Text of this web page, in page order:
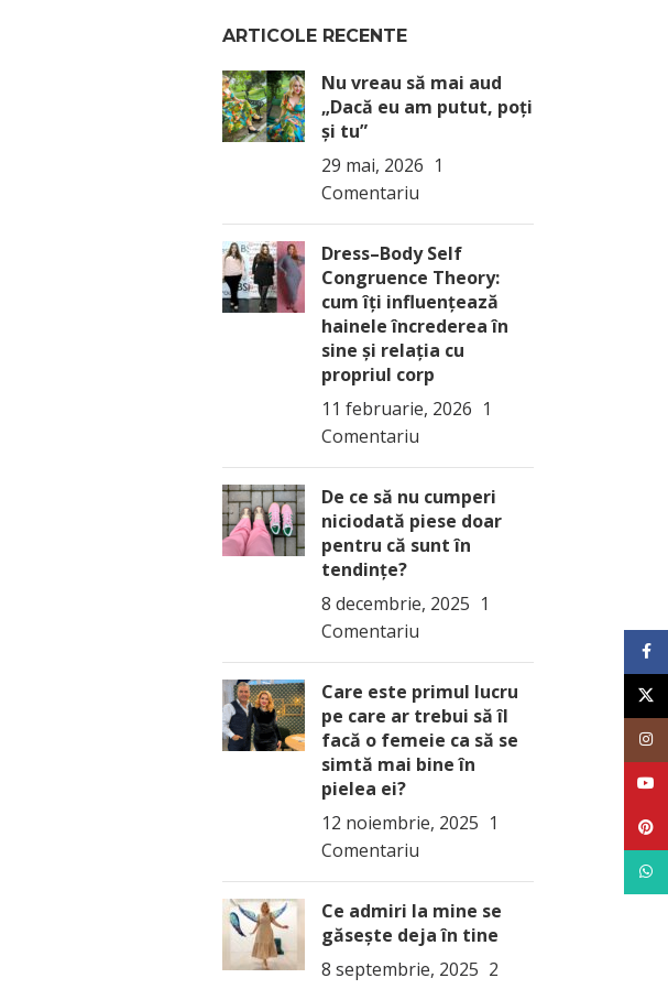
ARTICOLE RECENTE
Nu vreau să mai aud
„Dacă eu am putut, poți
și tu”
29 mai, 2026 1
Comentariu
Dress–Body Self
Congruence Theory:
cum îți influențează
hainele încrederea în
sine și relația cu
propriul corp
11 februarie, 2026 1
Comentariu
De ce să nu cumperi
niciodată piese doar
pentru că sunt în
tendințe?
8 decembrie, 2025 1
Comentariu
Care este primul lucru
pe care ar trebui să îl
facă o femeie ca să se
simtă mai bine în
pielea ei?
12 noiembrie, 2025 1
Comentariu
Ce admiri la mine se
găsește deja în tine
8 septembrie, 2025 2